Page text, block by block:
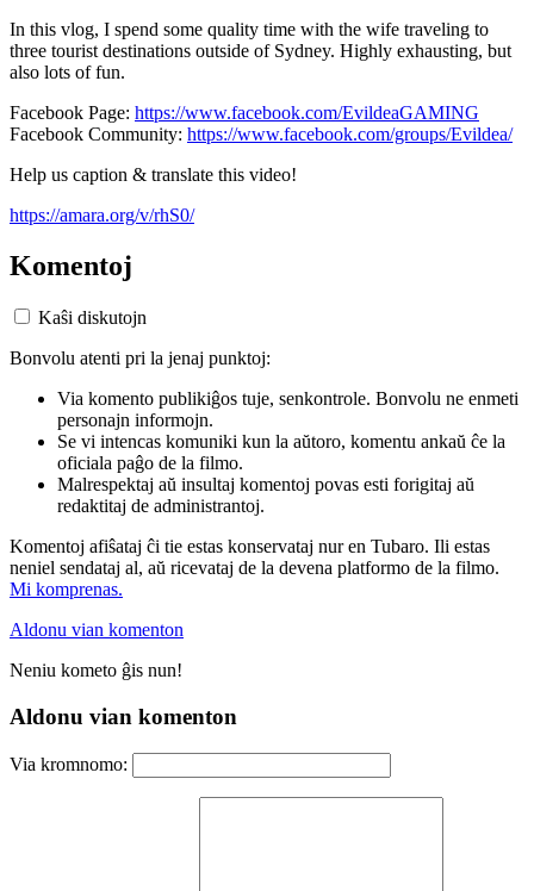
In this vlog, I spend some quality time with the wife traveling to
three tourist destinations outside of Sydney. Highly exhausting, but
also lots of fun.
Facebook Page: https://www.facebook.com/EvildeaGAMING
Facebook Community: https://www.facebook.com/groups/Evildea/
Help us caption & translate this video!
https://amara.org/v/rhS0/
Komentoj
Kaŝi diskutojn
Bonvolu atenti pri la jenaj punktoj:
Via komento publikiĝos tuje, senkontrole. Bonvolu ne enmeti
personajn informojn.
Se vi intencas komuniki kun la aŭtoro, komentu ankaŭ ĉe la
oficiala paĝo de la filmo.
Malrespektaj aŭ insultaj komentoj povas esti forigitaj aŭ
redaktitaj de administrantoj.
Komentoj afiŝataj ĉi tie estas konservataj nur en Tubaro. Ili estas
neniel sendataj al, aŭ ricevataj de la devena platformo de la filmo.
Mi komprenas.
Aldonu vian komenton
Neniu kometo ĝis nun!
Aldonu vian komenton
Via kromnomo: